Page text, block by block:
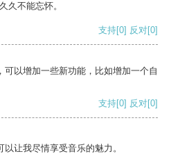
久不能忘怀。
支持[0] 反对[0]
以增加一些新功能，比如增加一个自
支持[0] 反对[0]
让我尽情享受音乐的魅力。